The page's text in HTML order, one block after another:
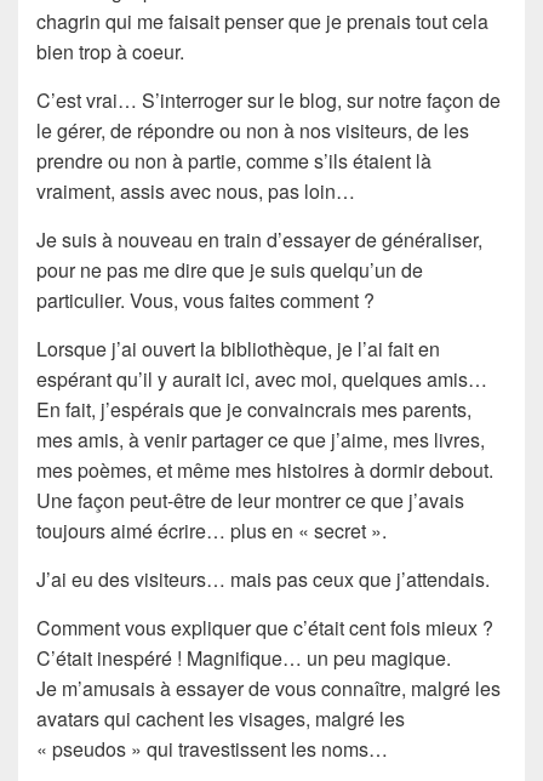
chagrin qui me faisait penser que je prenais tout cela
bien trop à coeur.
C’est vrai… S’interroger sur leblog, sur notre façon de
le gérer, de répondreou non à nos visiteurs, de les
prendre ou non à partie, comme s’ils étaient là
vraiment, assis avec nous, pas loin…
Je suis à nouveau en train d’essayer de généraliser,
pour ne pas me dire que je suis quelqu’un de
particulier. Vous, vous faites comment ?
Lorsque j’ai ouvert la bibliothèque, je l’ai fait en
espérant qu’il y aurait ici, avec moi, quelques amis…
En fait, j’espérais que je convaincrais mes parents,
mes amis, à venir partager ce que j’aime, mes livres,
mes poèmes, et même mes histoires à dormir debout.
Une façon peut-être de leur montrer ce que j’avais
toujours aimé écrire… plus en « secret ».
J’ai eu desvisiteurs… mais pas ceux que j’attendais.
Comment vous expliquer que c’étaitcent fois mieux ?
C’était inespéré ! Magnifique… un peu magique.
Je m’amusais à essayer de vous connaître, malgré les
avatarsqui cachent les visages, malgré les
« pseudos » qui travestissent les noms…